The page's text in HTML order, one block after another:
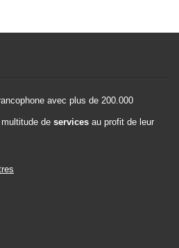
avec plus de 200.000
de services au profit de leur